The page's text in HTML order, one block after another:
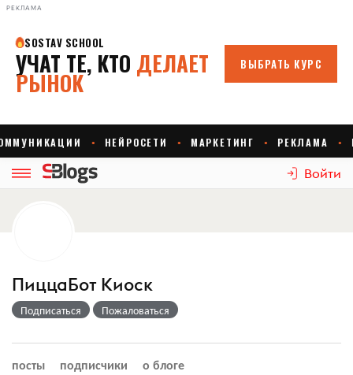
РЕКЛАМА
Войти
ПиццаБот Киоск
Подписаться Пожаловаться
посты подписчики о блоге